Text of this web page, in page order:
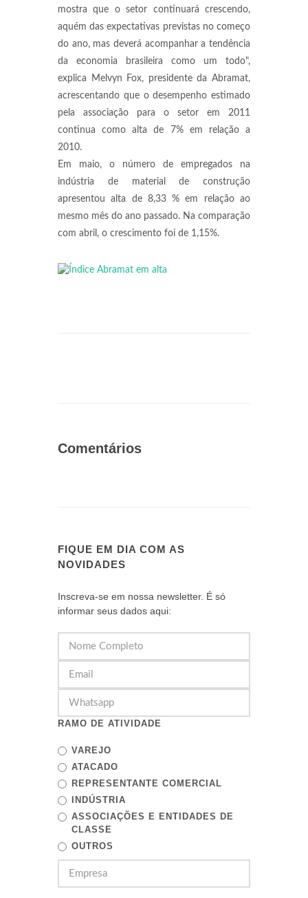
mostra que o setor continuará crescendo,
aquém das expectativas previstas no começo
do ano, mas deverá acompanhar a tendência
da economia brasileira como um todo",
explica Melvyn Fox, presidente da Abramat,
acrescentando que o desempenho estimado
pela associação para o setor em 2011
continua como alta de 7% em relação a
2010.
Em maio, o número de empregados na
indústria de material de construção
apresentou alta de 8,33 % em relação ao
mesmo mês do ano passado. Na comparação
com abril, o crescimento foi de 1,15%.
Comentários
FIQUE EM DIA COM AS
NOVIDADES
Inscreva-se em nossa newsletter. É só
informar seus dados aqui:
RAMO DE ATIVIDADE
VAREJO
ATACADO
REPRESENTANTE COMERCIAL
INDÚSTRIA
ASSOCIAÇÕES E ENTIDADES DE
CLASSE
OUTROS